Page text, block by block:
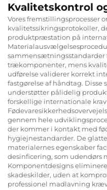
Kvalitetskontrol
Vores fremstillingsprocesser
kvalitetssikringsprotokoller,
produktpræstation på
sammensætningsstandarder
trækomponenter, mens
udførelse validerer korrekt
fastgørelse af håndtag. Disse
understøtter pålidelig
forskellige internationale
gennem hele
der kommer i kontakt med
hygiejnestandarder. De
materialernes egenskaber
desinficering, som udendørs
Komponentdesigns
skadeskilder, uden at
professionel madlavning